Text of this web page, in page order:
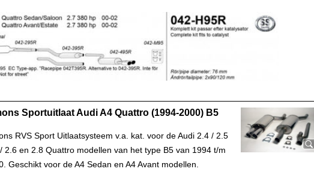
Sportuitlaat Audi A4 Quattro (1994-2000) B5
RVS Sport Uitlaatsysteem v.a. kat. voor de Audi 2.4 / 2.5
2.6 en 2.8 Quattro modellen van het type B5 van 1994 t/m
Geschikt voor de A4 Sedan en A4 Avant modellen.